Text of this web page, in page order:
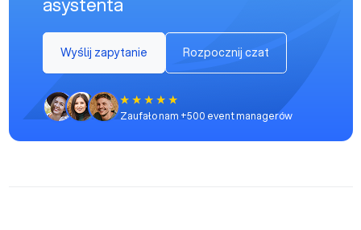
Wyślij zapytanie Rozpocznij czat
Zaufało nam +500 event managerów